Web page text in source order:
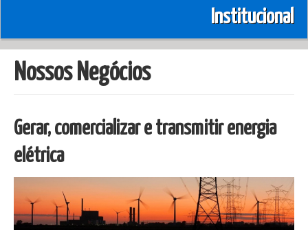
Institucional
Nossos Negócios
Gerar, comercializar e transmitir energia
elétrica